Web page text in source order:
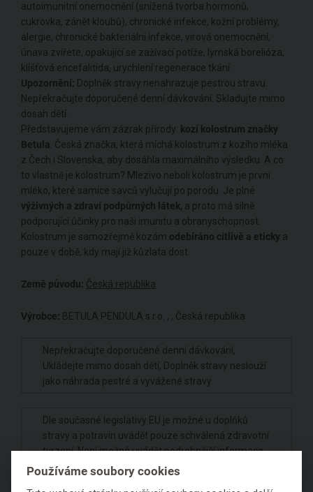
autoimunitní onemocnění (snížená tvorba hormonů,
cukrovka, zánět kloubů), chronické infekce, kožní problémy,
alergie, chronické bakteriální infekce, virová onemocnění,
únava zvířete, opakující se zažívací potíže, lymská borelióza,
klíšťová encefalitida, urychlení regenerace tkání.
Upozornění: Doplněk stravy nenahrazuje pestrou stravu.
Nepřekračujte doporučené denní dávkování. Skladujte mimo
dosah dětí.
Představujeme vám zázrak přírody: kozí kolostrum značky
Betula. Česká značka, která míchá kolostrum z kozího mléka
z Čech i Slovenska, aby dosáhla maximálního výsledku. A co
to vlastně je kolostrum? Mlezivo neboli kolostrum je první
mléko, které samice savců vylučují po porodu. Je plné
výživných a zdraví podpůrných látek, a proto má silně
podporující účinky pro naši imunitu a obranyschopnost.
Kolostrum je samozřejmě kozám odebíráno citlivě a eticky a
pouze v době, kdy mají již kůzlata dost.
Země původu: Česká republika
Výrobce: BETULA PENDULA s.r.o. , , Česká republika
Nepřekračujte doporučené denní dávkování,
Ukládejte mimo dosah dětí, Doplněk stravy neslouží
jako náhrada pestré a vyvážené stravy.
Dle současné legislativy EU je možné u doplňků
stravy a potravin uvádět pouze schválená zdravotní
tvrzení. Není možné uvádět podrobnější informace,
které by mohly vzbudit dojem jiného prospěšného
Používáme soubory cookies